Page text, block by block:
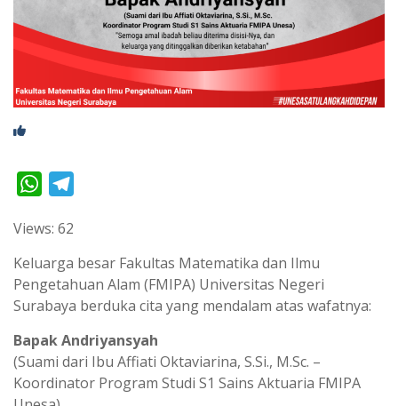
W
a
t
s
A
p
p
e
g
r
a
m
Views: 62
Keluarga besar Fakultas Matematika dan Ilmu
Pengetahuan Alam (FMIPA) Universitas Negeri
Surabaya berduka cita yang mendalam atas wafatnya:
Bapak Andriyansyah
(Suami dari Ibu Affiati Oktaviarina, S.Si., M.Sc. –
Koordinator Program Studi S1 Sains Aktuaria FMIPA